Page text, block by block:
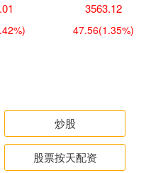
3563.12
47.56(1.35%)
炒股
股票按天配资